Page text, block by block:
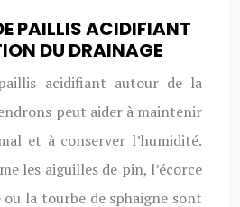
PAILLIS ACIDIFIANT
DU DRAINAGE
acidifiant autour de la
peut aider à maintenir
et à conserver l’humidité.
les aiguilles de pin, l’écorce
ou la tourbe de sphaigne sont